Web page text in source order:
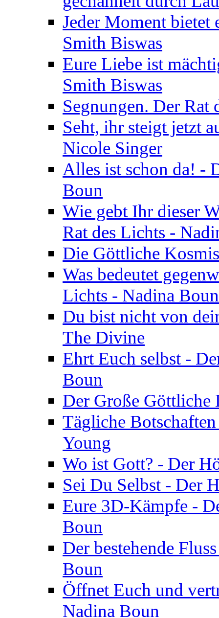
Jeder Moment bietet
Smith Biswas
Eure Liebe ist
Smith Biswas
Segnungen. Der
Seht, ihr steigt jetzt
Nicole Singer
Alles ist schon da! -
Boun
Wie gebt Ihr dieser
Rat des Lichts -
Die Göttliche
Was bedeutet
Lichts - Nadina Boun
Du bist nicht von
The Divine
Ehrt Euch selbst -
Boun
Der Große
Tägliche
Young
Wo ist Gott? - Der
Sei Du Selbst - Der
Eure 3D-Kämpfe -
Boun
Der bestehende
Boun
Öffnet Euch und
Nadina Boun